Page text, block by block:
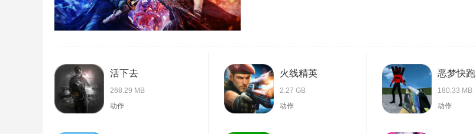
活下去
268.29 MB
动作
火线精英
2.27 GB
动作
恶梦快跑
180.33 MB
动作